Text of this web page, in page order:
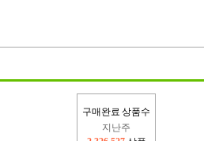
구매완료 상품수
이번주